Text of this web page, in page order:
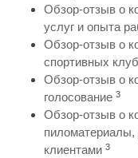
Обзор-отзыв о
услуг и опыта
Обзор-отзыв о
спортивных
Обзор-отзыв о
голосование 3
Обзор-отзыв о
пиломатериалы,
клиентами 3